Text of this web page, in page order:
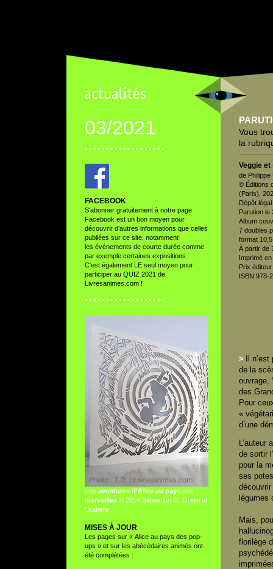
03/2021
° ° ° ° ° ° ° ° ° ° ° ° ° ° ° ° ° ° °
FACEBOOK
S'abonner gratuitement à notre page
Facebook est un bon moyen pour
découvrir d’autres informations que celles
publiées sur ce site, notamment
les événements de courte durée comme
par exemple certaines expositions.
C'est également LE seul moyen pour
participer au QUIZ 2021 de
Livresanimes.com !
° ° ° ° ° ° ° ° ° ° ° ° ° ° ° ° ° ° °
Les aventures d’Alice au pays des
merveilles© 2014 Sébastien G. Orsini et
Lirabelle.
MISES À JOUR
Les pages sur « Alice au pays des pop-
ups » et sur les abécédaires animés ont
été complétées :
Vous
la
Veggie
de
© Éditions
(Paris),
Dépôt
Parution le
Album
7 doubles
format
À partir de
Imprimé
Prix
ISBN 978-
>
Il
de la
ouvrage,
des
Pour
«
d’une
L’auteur
de sortir
pour la
ses
légumes
Mais,
florilège